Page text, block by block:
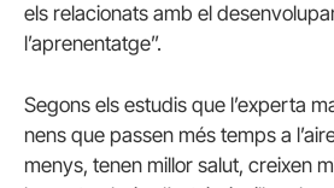
els relacionats amb el
l’aprenentatge”.
Segons els estudis que l’experta
nens que passen més temps a
menys, tenen millor salut, creixen